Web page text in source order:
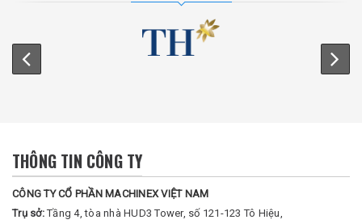
THÔNG TIN CÔNG TY
CÔNG TY CỔ PHẦN MACHINEX VIỆT NAM
Trụ sở:Tầng 4, tòa nhà HUD3 Tower, số 121-123 Tô Hiệu,